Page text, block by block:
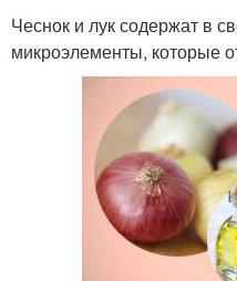
Чеснок и лук содержат в
микроэлементы, которые